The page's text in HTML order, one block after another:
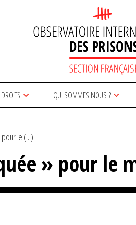
QUI SOMMES NOUS ?
le (...)
» pour le